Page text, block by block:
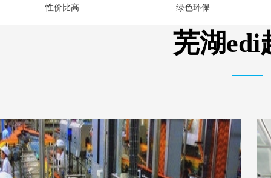
性价比高 绿色环保
芜湖edi